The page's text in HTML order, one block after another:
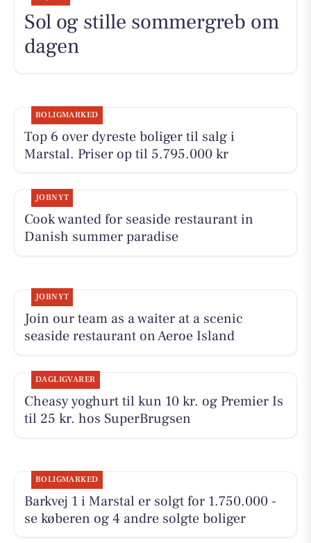
Sol og stille sommergreb om
dagen
BOLIGMARKED
Top 6 over dyreste boliger til salg i
Marstal. Priser op til 5.795.000 kr
JOBNYT
Cook wanted for seaside restaurant in
Danish summer paradise
JOBNYT
Join our team as a waiter at a scenic
seaside restaurant on Aeroe Island
DAGLIGVARER
Cheasy yoghurt til kun 10 kr. og Premier Is
til 25 kr. hos SuperBrugsen
BOLIGMARKED
Barkvej 1 i Marstal er solgt for 1.750.000 -
se køberen og 4 andre solgte boliger